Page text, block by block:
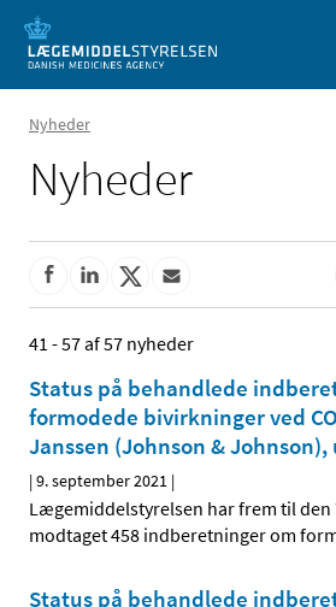
Nyheder
Nyheder
41 - 57 af 57 nyheder
Status på behandlede
formodede bivirkninger ved
Janssen (Johnson & Johnson),
|9. september 2021 |
Lægemiddelstyrelsen har frem til den
modtaget 458 indberetninger om
Status på behandlede